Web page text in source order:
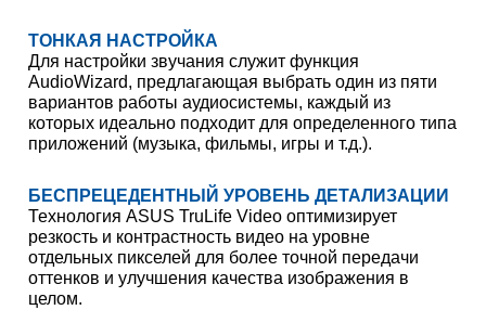
ТОНКАЯ НАСТРОЙКА
Для настройки звучания служит функция
AudioWizard, предлагающая выбрать один из пяти
вариантов работы аудиосистемы, каждый из
которых идеально подходит для определенного типа
приложений (музыка, фильмы, игры и т.д.).
БЕСПРЕЦЕДЕНТНЫЙ УРОВЕНЬ ДЕТАЛИЗАЦИИ
Технология ASUS TruLife Video оптимизирует
резкость и контрастность видео на уровне
отдельных пикселей для более точной передачи
оттенков и улучшения качества изображения в
целом.